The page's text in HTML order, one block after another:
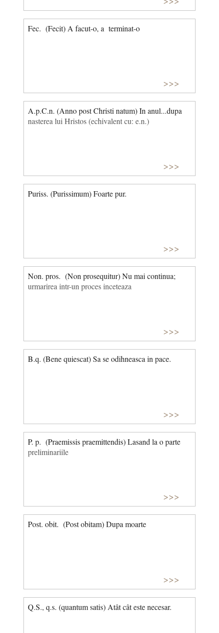
Fec. (Fecit) A facut-o, a terminat-o
>>>
A.p.C.n. (Anno post Christi natum) In anul...dupa
nasterea lui Hristos (echiva­lent cu: e.n.)
>>>
Puriss. (Purissimum) Foarte pur.
>>>
Non. pros. (Non prosequitur) Nu mai continua;
urmarirea intr-un proces inceteaza
>>>
B.q. (Bene quiescat) Sa se odihneasca in pace.
>>>
P. p. (Praemissis praemittendis) Lasand la o parte
preliminariile
>>>
Post. obit. (Post obitam) Dupa moarte
>>>
Q.S., q.s. (quantum satis) Atât cât este necesar.